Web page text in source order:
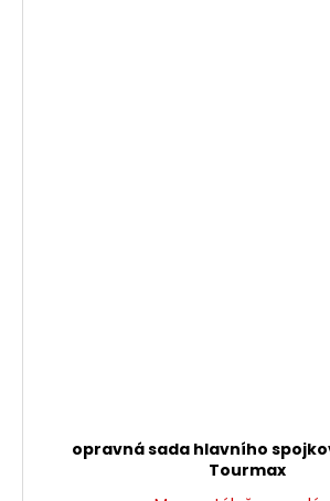
opravná sada hlavního
Tourmax